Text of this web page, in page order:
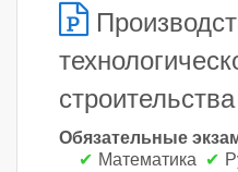
строительства
Обязательные
Математика